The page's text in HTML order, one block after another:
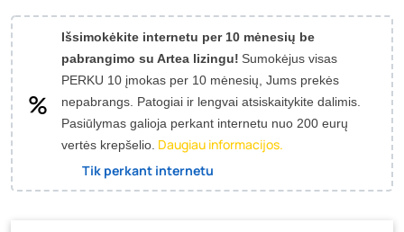
Išsimokėkite internetu per 10 mėnesių be
pabrangimo su Artea lizingu! Sumokėjus visas
PERKU 10 įmokas per 10 mėnesių, Jums prekės
nepabrangs. Patogiai ir lengvai atsiskaitykite dalimis.
Pasiūlymas galioja perkant internetu nuo 200 eurų
vertės krepšelio. Daugiau informacijos.
Tik perkant internetu